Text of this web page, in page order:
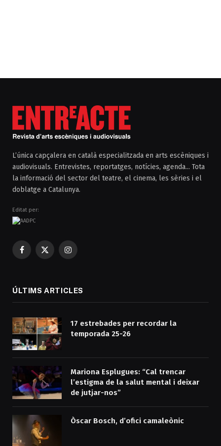
L’única capçalera en català especialitzada en arts escèniques i
audiovisuals. Entrevistes, reportatges, notícies, agenda... Tota
la informació del sector del teatre, el cinema, les sèries i el
doblatge a Catalunya.
Editat per:
Facebook
X
Instagram
ÚLTIMS ARTICLES
17 estrebades per recordar la
temporada 25-26
Mariona Esplugues: “Cal trencar
l’estigma de la salut mental i deixar
de jutjar-nos”
Òscar Bosch, d’ofici camaleònic